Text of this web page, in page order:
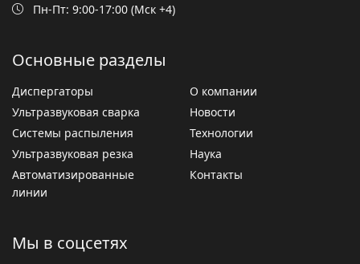
Пн-Пт: 9:00-17:00 (Мск +4)
Основные разделы
Диспергаторы
Ультразвуковая сварка
Системы распыления
Ультразвуковая резка
Автоматизированные
линии
О компании
Новости
Технологии
Наука
Контакты
Мы в соцсетях